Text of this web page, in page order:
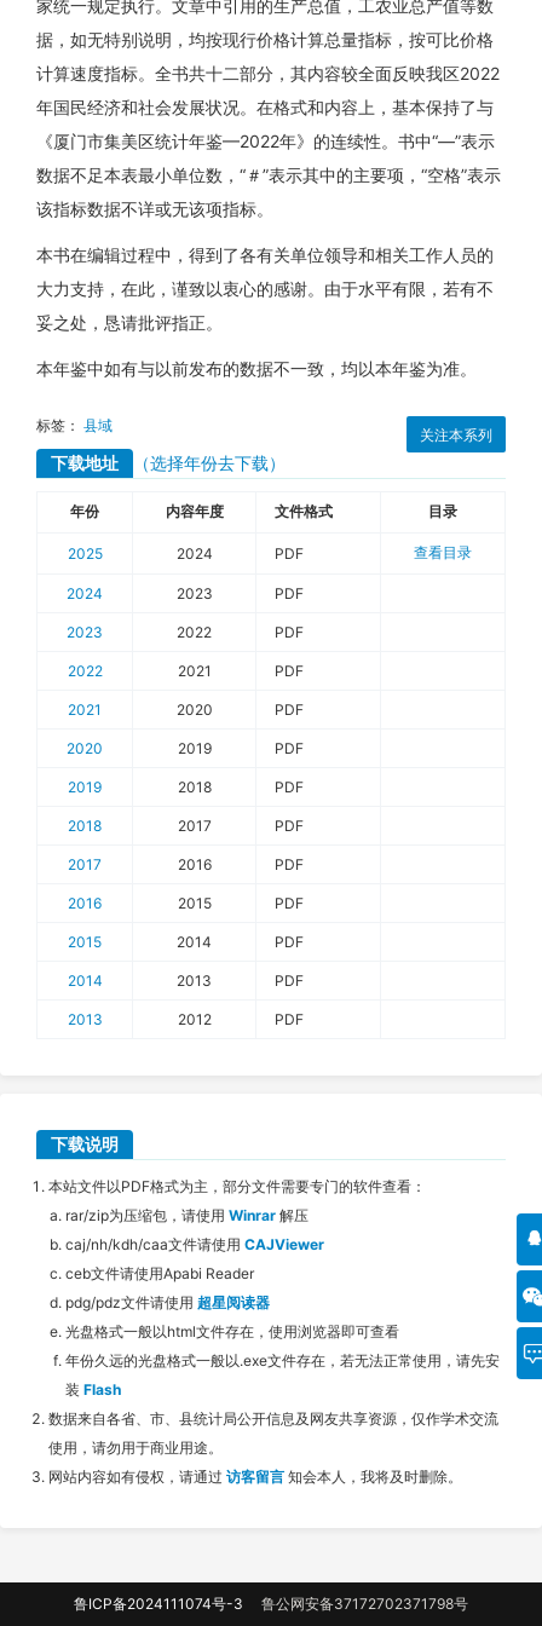
家统一规定执行。文章中引用的生产总值，工农业总产值等数
据，如无特别说明，均按现行价格计算总量指标，按可比价格
计算速度指标。全书共十二部分，其内容较全面反映我区2022
年国民经济和社会发展状况。在格式和内容上，基本保持了与
《厦门市集美区统计年鉴—2022年》的连续性。书中“—”表示
数据不足本表最小单位数，“＃”表示其中的主要项，“空格”表示
该指标数据不详或无该项指标。
本书在编辑过程中，得到了各有关单位领导和相关工作人员的
大力支持，在此，谨致以衷心的感谢。由于水平有限，若有不
妥之处，恳请批评指正。
本年鉴中如有与以前发布的数据不一致，均以本年鉴为准。
关注本系列
标签： 县域
下载地址 （选择年份去下载）
年份 内容年度 文件格式 目录
2025 2024 PDF 查看目录
2024 2023 PDF
2023 2022 PDF
2022 2021 PDF
2021 2020 PDF
2020 2019 PDF
2019 2018 PDF
2018 2017 PDF
2017 2016 PDF
2016 2015 PDF
2015 2014 PDF
2014 2013 PDF
2013 2012 PDF
下载说明
本站文件以PDF格式为主，部分文件需要专门的软件查看：
rar/zip为压缩包，请使用 Winrar 解压
caj/nh/kdh/caa文件请使用 CAJViewer
ceb文件请使用Apabi Reader
pdg/pdz文件请使用 超星阅读器
光盘格式一般以html文件存在，使用浏览器即可查看
年份久远的光盘格式一般以.exe文件存在，若无法正常使用，请先安
装 Flash
数据来自各省、市、县统计局公开信息及网友共享资源，仅作学术交流
使用，请勿用于商业用途。
网站内容如有侵权，请通过 访客留言 知会本人，我将及时删除。
鲁ICP备2024111074号-3 鲁公网安备37172702371798号